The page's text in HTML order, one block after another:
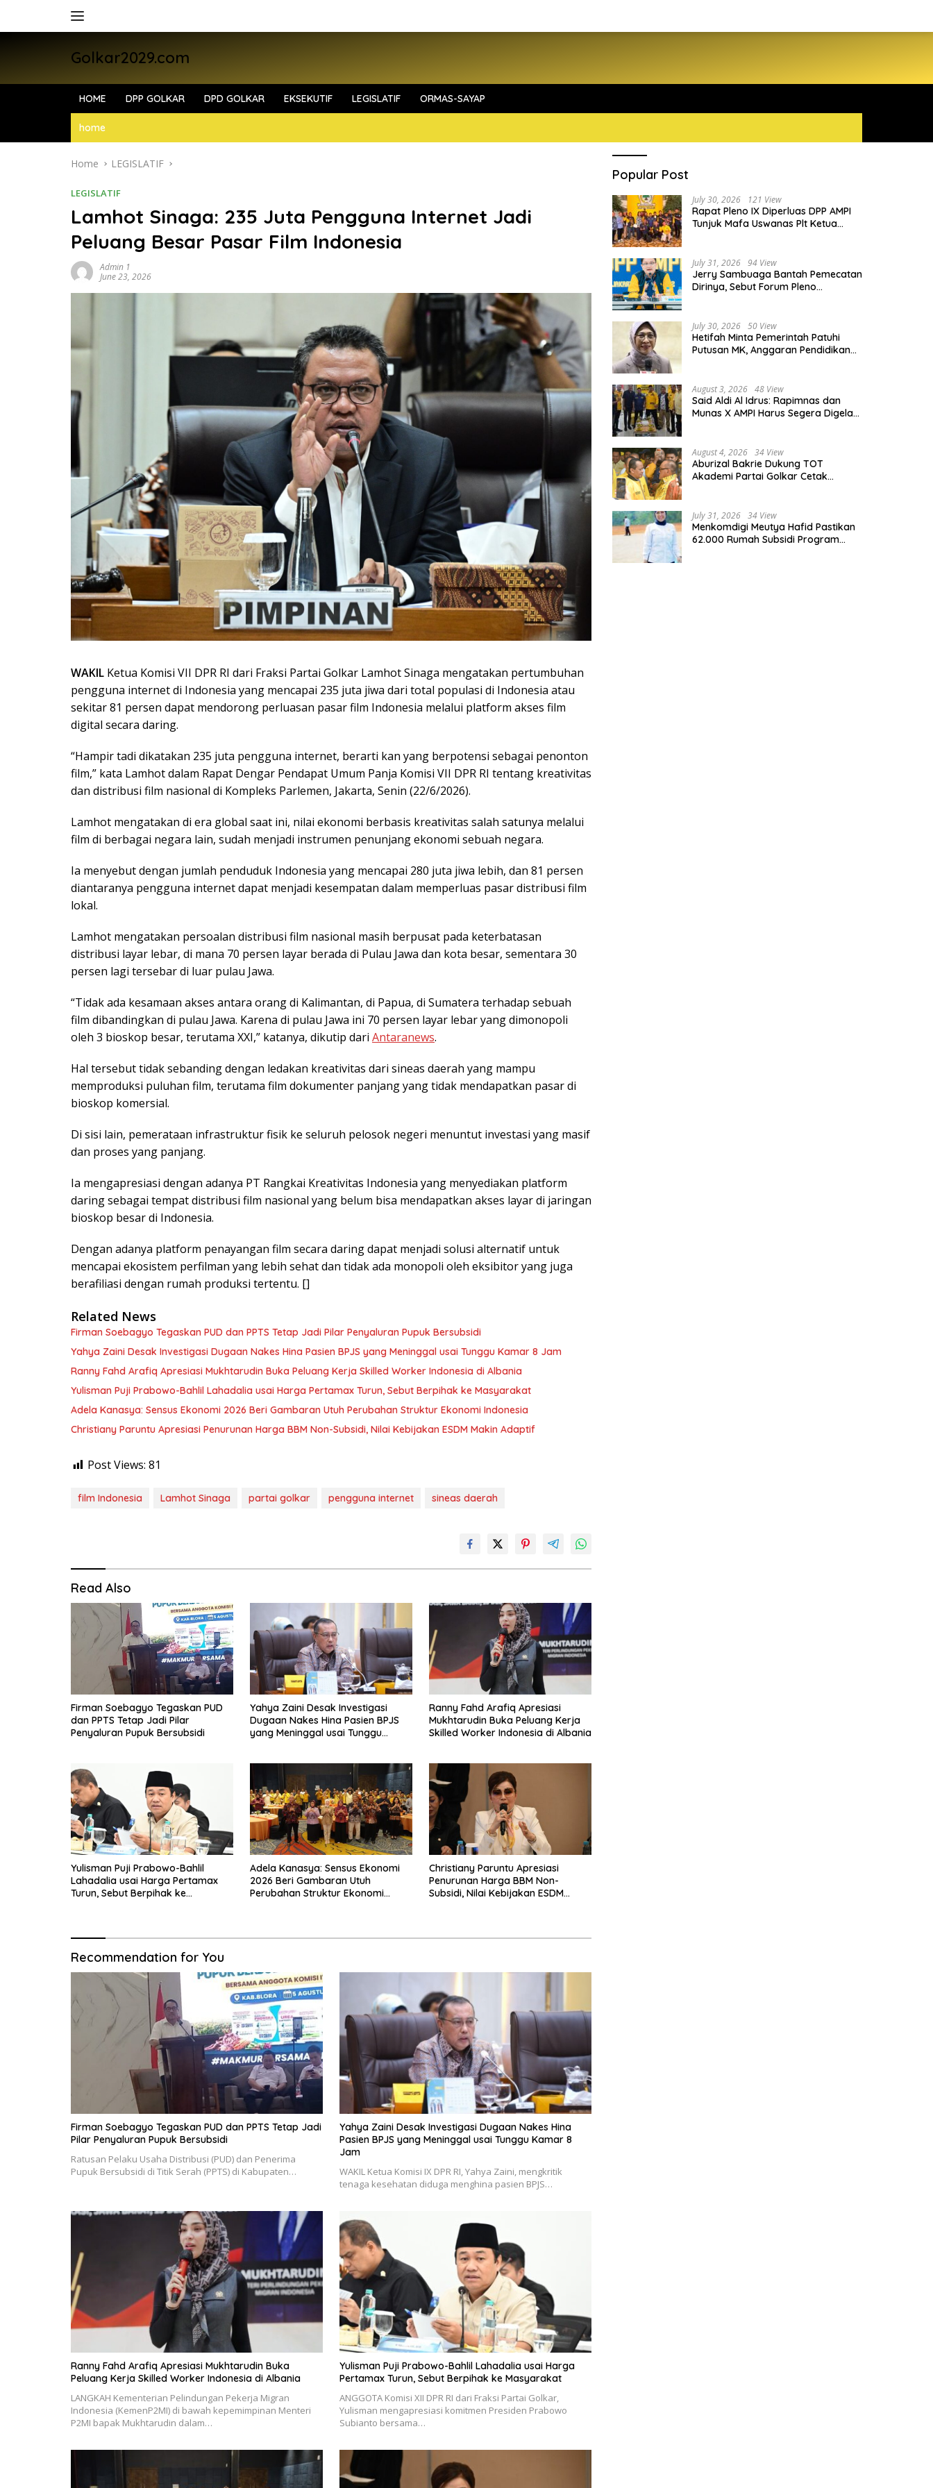
Golkar2029.com
HOME DPP GOLKAR DPD GOLKAR EKSEKUTIF LEGISLATIF ORMAS-SAYAP
home
Home LEGISLATIF
LEGISLATIF
Lamhot Sinaga: 235 Juta Pengguna Internet Jadi
Peluang Besar Pasar Film Indonesia
Admin 1
June 23, 2026
WAKIL Ketua Komisi VII DPR RI dari Fraksi Partai Golkar Lamhot Sinaga mengatakan pertumbuhan
pengguna internet di Indonesia yang mencapai 235 juta jiwa dari total populasi di Indonesia atau
sekitar 81 persen dapat mendorong perluasan pasar film Indonesia melalui platform akses film
digital secara daring.
“Hampir tadi dikatakan 235 juta pengguna internet, berarti kan yang berpotensi sebagai penonton
film,” kata Lamhot dalam Rapat Dengar Pendapat Umum Panja Komisi VII DPR RI tentang kreativitas
dan distribusi film nasional di Kompleks Parlemen, Jakarta, Senin (22/6/2026).
Lamhot mengatakan di era global saat ini, nilai ekonomi berbasis kreativitas salah satunya melalui
film di berbagai negara lain, sudah menjadi instrumen penunjang ekonomi sebuah negara.
Ia menyebut dengan jumlah penduduk Indonesia yang mencapai 280 juta jiwa lebih, dan 81 persen
diantaranya pengguna internet dapat menjadi kesempatan dalam memperluas pasar distribusi film
lokal.
Lamhot mengatakan persoalan distribusi film nasional masih berpusat pada keterbatasan
distribusi layar lebar, di mana 70 persen layar berada di Pulau Jawa dan kota besar, sementara 30
persen lagi tersebar di luar pulau Jawa.
“Tidak ada kesamaan akses antara orang di Kalimantan, di Papua, di Sumatera terhadap sebuah
film dibandingkan di pulau Jawa. Karena di pulau Jawa ini 70 persen layar lebar yang dimonopoli
oleh 3 bioskop besar, terutama XXI,” katanya, dikutip dari Antaranews.
Hal tersebut tidak sebanding dengan ledakan kreativitas dari sineas daerah yang mampu
memproduksi puluhan film, terutama film dokumenter panjang yang tidak mendapatkan pasar di
bioskop komersial.
Di sisi lain, pemerataan infrastruktur fisik ke seluruh pelosok negeri menuntut investasi yang masif
dan proses yang panjang.
Ia mengapresiasi dengan adanya PT Rangkai Kreativitas Indonesia yang menyediakan platform
daring sebagai tempat distribusi film nasional yang belum bisa mendapatkan akses layar di jaringan
bioskop besar di Indonesia.
Dengan adanya platform penayangan film secara daring dapat menjadi solusi alternatif untuk
mencapai ekosistem perfilman yang lebih sehat dan tidak ada monopoli oleh eksibitor yang juga
berafiliasi dengan rumah produksi tertentu. []
Related News
Firman Soebagyo Tegaskan PUD dan PPTS Tetap Jadi Pilar Penyaluran Pupuk Bersubsidi
Yahya Zaini Desak Investigasi Dugaan Nakes Hina Pasien BPJS yang Meninggal usai Tunggu Kamar 8 Jam
Ranny Fahd Arafiq Apresiasi Mukhtarudin Buka Peluang Kerja Skilled Worker Indonesia di Albania
Yulisman Puji Prabowo-Bahlil Lahadalia usai Harga Pertamax Turun, Sebut Berpihak ke Masyarakat
Adela Kanasya: Sensus Ekonomi 2026 Beri Gambaran Utuh Perubahan Struktur Ekonomi Indonesia
Christiany Paruntu Apresiasi Penurunan Harga BBM Non-Subsidi, Nilai Kebijakan ESDM Makin Adaptif
Post Views: 81
film Indonesia Lamhot Sinaga partai golkar pengguna internet sineas daerah
Read Also
Firman Soebagyo Tegaskan PUD
dan PPTS Tetap Jadi Pilar
Penyaluran Pupuk Bersubsidi
Yahya Zaini Desak Investigasi
Dugaan Nakes Hina Pasien BPJS
yang Meninggal usai Tunggu
Ranny Fahd Arafiq Apresiasi
Mukhtarudin Buka Peluang Kerja
Skilled Worker Indonesia di Albania
Yulisman Puji Prabowo-Bahlil
Lahadalia usai Harga Pertamax
Turun, Sebut Berpihak ke
Adela Kanasya: Sensus Ekonomi
2026 Beri Gambaran Utuh
Perubahan Struktur Ekonomi
Christiany Paruntu Apresiasi
Penurunan Harga BBM Non-
Subsidi, Nilai Kebijakan ESDM
Recommendation for You
Firman Soebagyo Tegaskan PUD dan PPTS Tetap Jadi
Pilar Penyaluran Pupuk Bersubsidi
Ratusan Pelaku Usaha Distribusi (PUD) dan Penerima
Pupuk Bersubsidi di Titik Serah (PPTS) di Kabupaten…
Yahya Zaini Desak Investigasi Dugaan Nakes Hina
Pasien BPJS yang Meninggal usai Tunggu Kamar 8
Jam
WAKIL Ketua Komisi IX DPR RI, Yahya Zaini, mengkritik
tenaga kesehatan diduga menghina pasien BPJS…
Ranny Fahd Arafiq Apresiasi Mukhtarudin Buka
Peluang Kerja Skilled Worker Indonesia di Albania
LANGKAH Kementerian Pelindungan Pekerja Migran
Indonesia (KemenP2MI) di bawah kepemimpinan Menteri
P2MI bapak Mukhtarudin dalam…
Yulisman Puji Prabowo-Bahlil Lahadalia usai Harga
Pertamax Turun, Sebut Berpihak ke Masyarakat
ANGGOTA Komisi XII DPR RI dari Fraksi Partai Golkar,
Yulisman mengapresiasi komitmen Presiden Prabowo
Subianto bersama…
Popular Post
July 30, 2026 121 View
Rapat Pleno IX Diperluas DPP AMPI
Tunjuk Mafa Uswanas Plt Ketua
July 31, 2026 94 View
Jerry Sambuaga Bantah Pemecatan
Dirinya, Sebut Forum Pleno
July 30, 2026 50 View
Hetifah Minta Pemerintah Patuhi
Putusan MK, Anggaran Pendidikan
August 3, 2026 48 View
Said Aldi Al Idrus: Rapimnas dan
Munas X AMPI Harus Segera Digelar
August 4, 2026 34 View
Aburizal Bakrie Dukung TOT
Akademi Partai Golkar Cetak
July 31, 2026 34 View
Menkomdigi Meutya Hafid Pastikan
62.000 Rumah Subsidi Program